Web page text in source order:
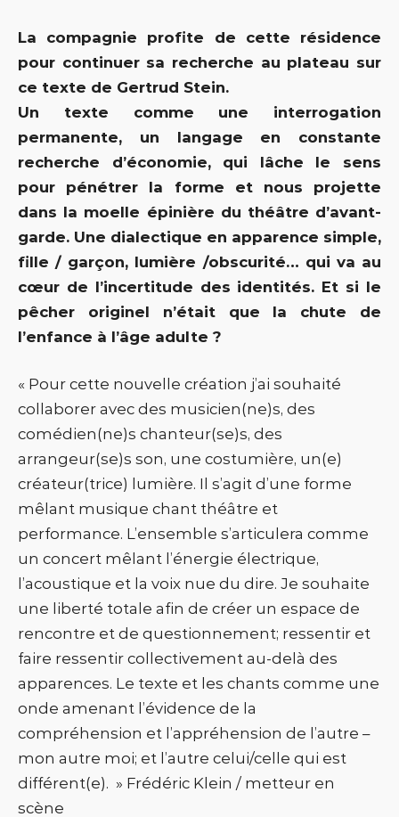
La compagnie profite de cette résidence
pour continuer sa recherche au plateau sur
ce texte de Gertrud Stein.
Un texte comme une interrogation
permanente, un langage en constante
recherche d’économie, qui lâche le sens
pour pénétrer la forme et nous projette
dans la moelle épinière du théâtre d’avant-
garde. Une dialectique en apparence simple,
fille / garçon, lumière /obscurité… qui va au
cœur de l’incertitude des identités. Et si le
pêcher originel n’était que la chute de
l’enfance à l’âge adulte ?
« Pour cette nouvelle création j’ai souhaité
collaborer avec des musicien(ne)s, des
comédien(ne)s chanteur(se)s, des
arrangeur(se)s son, une costumière, un(e)
créateur(trice) lumière. Il s’agit d’une forme
mêlant musique chant théâtre et
performance. L’ensemble s’articulera comme
un concert mêlant l’énergie électrique,
l’acoustique et la voix nue du dire. Je souhaite
une liberté totale afin de créer un espace de
rencontre et de questionnement; ressentir et
faire ressentir collectivement au-delà des
apparences. Le texte et les chants comme une
onde amenant l’évidence de la
compréhension et l’appréhension de l’autre –
mon autre moi; et l’autre celui/celle qui est
différent(e). » Frédéric Klein / metteur en
scène